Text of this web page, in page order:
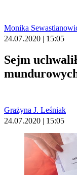
Monika
24.07.2020 | 15:05
Sejm
Grażyna J. Leśniak
24.07.2020 | 15:05